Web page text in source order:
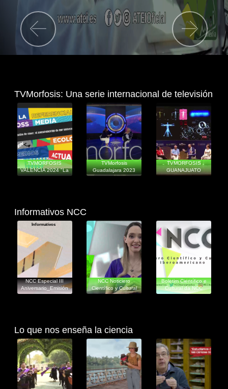
Previous Next
TVMorfosis: Una serie internacional de televisión
Informativos
TVMORFOSIS
VALENCIA 2024 "La
referencialidad cro
Informativos
TVMorfosis
Guadalajara 2023
"Más allá de la in
Informativos
TVMORFOSIS
GUANAJUATO
Informativos NCC
Informativos
NCC Especial III
Aniversario_Emisión
Informativos
NCC Noticiero
Científico y Cultural
Informativos
Boletim Científico e
Cultural da NCC
Lo que nos enseña la ciencia
Educativos Documentales Educativos